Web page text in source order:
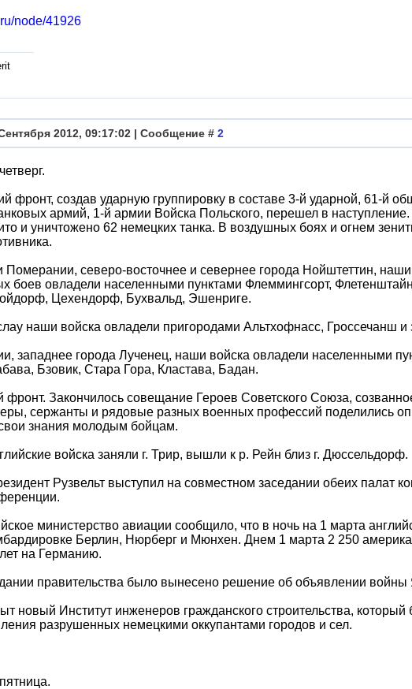
node/41926
2012, 09:17:02 | Сообщение # 2
фронт, создав ударную группировку в составе 3-й ударной, 61-й
армий, 1-й армии Войска Польского, перешел в
и уничтожено 62 немецких танка. В воздушных боях и огнем
Померании, северо-восточнее и севернее города Нойштеттин, наши
боев овладели населенными пунктами Флеммингсорт,
Цехендорф, Бухвальд, Эшенриге.
наши войска овладели пригородами Альтхофнасс, Гроссечанш и
западнее города Лученец, наши войска овладели населенными
Бзовик, Стара Гора, Кластава, Бадан.
фронт. Закончилось совещание Героев Советского Союза,
сержанты и рядовые разных военных профессий поделились
знания молодым бойцам.
войска заняли г. Трир, вышли к р. Рейн близ г. Дюссельдорф.
Рузвельт выступил на совместном заседании обеих палат
министерство авиации сообщило, что в ночь на 1 марта
Берлин, Нюрберг и Мюнхен. Днем 1 марта 2 250
на Германию.
правительства было вынесено решение об объявлении войны
новый Институт инженеров гражданского строительства, который
разрушенных немецкими оккупантами городов и сел.